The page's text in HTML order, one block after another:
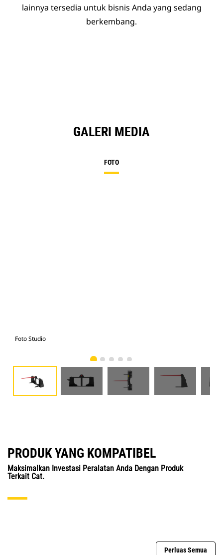
lainnya tersedia untuk bisnis Anda yang sedang
berkembang.
GALERI MEDIA
FOTO
Foto Studio
PRODUK YANG KOMPATIBEL
Maksimalkan Investasi Peralatan Anda Dengan Produk
Terkait Cat.
Perluas Semua